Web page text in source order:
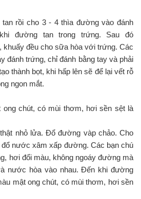
rồi cho 3 - 4 thìa đường vào đánh
đường tan trong trứng. Sau đó
đều cho sữa hòa với trứng. Các
đánh trứng, chỉ đánh bằng tay và phải
thành bọt, khi hấp lên sẽ để lại vết rỗ
ngon mắt.
ong chút, có mùi thơm, hơi sền sệt là
nhỏ lửa. Đổ đường vàp chảo. Cho
nước xâm xấp đường. Các bạn chú
hơi đổi màu, không ngoáy đường mà
nước hòa vào nhau. Đến khi đường
mật ong chút, có mùi thơm, hơi sền